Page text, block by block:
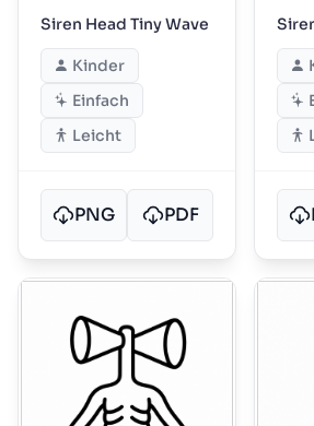
Siren Head Tiny Wave
Kinder
Einfach
Leicht
PNG PDF